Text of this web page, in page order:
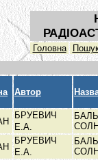
Головна
Автор
БРУЕВИЧ
Е.А.
БРУЕВИЧ
Е.А.